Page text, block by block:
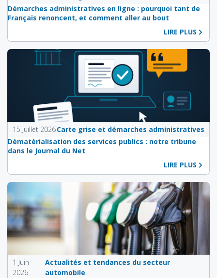
Démarches administratives en ligne : pourquoi tant de
Français renoncent, et comment aller au bout
LIRE PLUS
15 Juillet 2026Carte grise et démarches administratives
Dématérialisation des services publics : notre tribune
dans le Journal du Net
LIRE PLUS
1 Juin
2026
Actualités et tendances du secteur
automobile